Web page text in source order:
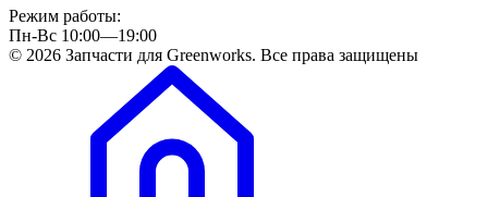
Режим работы:
Пн-Вс 10:00—19:00
© 2026 Запчасти для Greenworks. Все права защищены